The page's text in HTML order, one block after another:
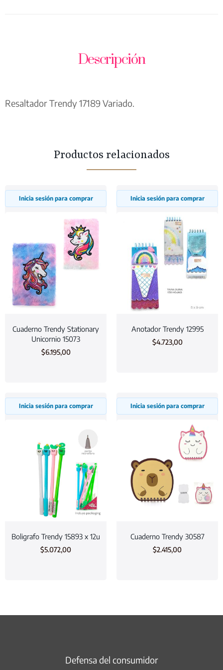
Descripción
Resaltador Trendy 17189 Variado.
Productos relacionados
Inicia sesión para comprar
Cuaderno Trendy Stationary
Unicornio 15073
$6.195,00
Inicia sesión para comprar
Anotador Trendy 12995
$4.723,00
Inicia sesión para comprar
Boligrafo Trendy 15893 x 12u
$5.072,00
Inicia sesión para comprar
Cuaderno Trendy 30587
$2.415,00
Defensa del consumidor